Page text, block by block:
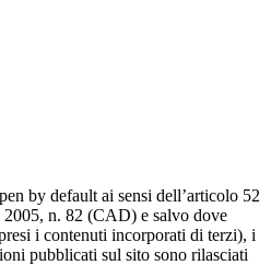
by default ai sensi dell’articolo 52
n. 82 (CAD) e salvo dove
i contenuti incorporati di terzi), i
pubblicati sul sito sono rilasciati